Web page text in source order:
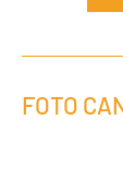
FOTO